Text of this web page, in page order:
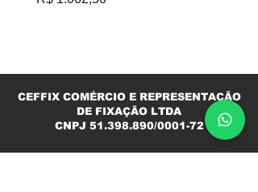
CEFFIX COMÉRCIO E REPRESENTAÇÃO
DE FIXAÇÃO LTDA
CNPJ 51.398.890/0001-72